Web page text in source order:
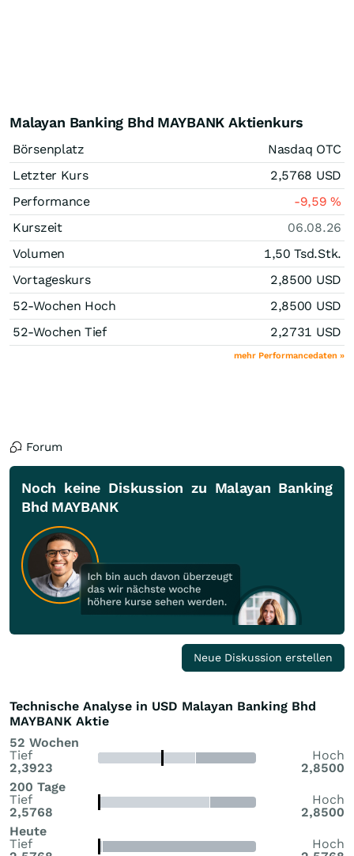
Malayan Banking Bhd MAYBANK Aktienkurs
Börsenplatz
Nasdaq OTC
Letzter Kurs
2,5768 USD
Performance
-9,59%
Kurszeit
06.08.26
Volumen
1,50 Tsd.Stk.
Vortageskurs
2,8500 USD
52-Wochen Hoch
2,8500 USD
52-Wochen Tief
2,2731 USD
mehr Performancedaten »
Forum
Noch keine Diskussion zu Malayan Banking
Bhd MAYBANK
Neue Diskussion erstellen
Technische Analyse in USD Malayan Banking Bhd
MAYBANK Aktie
52 Wochen
Tief
2,3923
Hoch
2,8500
200 Tage
Tief
2,5768
Hoch
2,8500
Heute
Tief
Hoch